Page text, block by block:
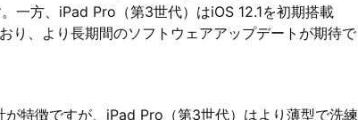
一方、iPad Pro（第3世代）はiOS 12.1を初期搭載
り、より長期間のソフトウェアアップデートが期待で
特徴ですが、iPad Pro（第3世代）はより薄型で洗練